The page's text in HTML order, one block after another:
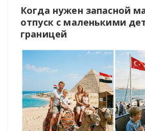
Когда нужен запасной
отпуск с маленькими
границей